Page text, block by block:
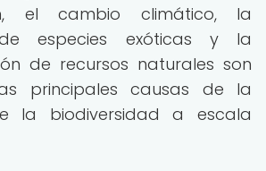
el cambio climático, la
especies exóticas y la
de recursos naturales son
principales causas de la
la biodiversidad a escala